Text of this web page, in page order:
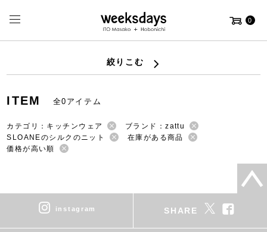
0
絞りこむ
ITEM 全0アイテム
カテゴリ：キッチンウェア
ブランド：zattu
SLOANEのシルクのニット
在庫がある商品
価格が高い順
instagram SHARE